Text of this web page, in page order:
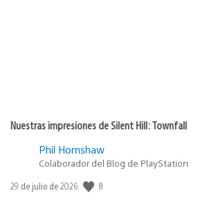
Nuestras impresiones de Silent Hill: Townfall
Phil Hornshaw
Colaborador del Blog de PlayStation
Fecha
29 de julio de 2026 8